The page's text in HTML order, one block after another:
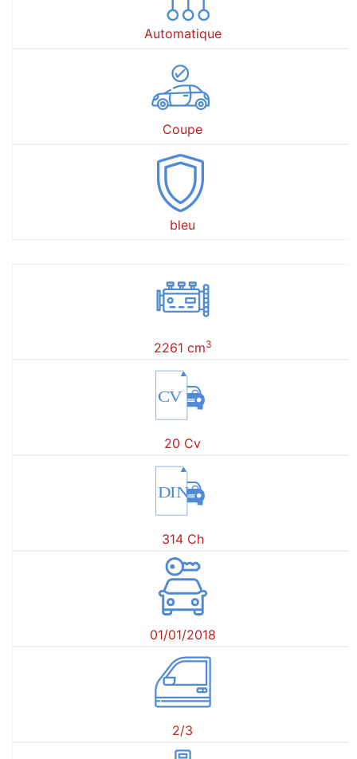
Automatique
Coupe
bleu
2261 cm3
CV
20 Cv
DIN
314 Ch
01/01/2018
2/3